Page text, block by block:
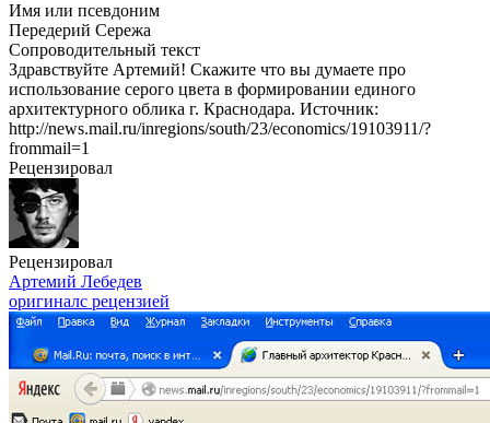
Имя или псевдоним
Передерий Сережа
Сопроводительный текст
Здравствуйте Артемий! Скажите что вы думаете про
использование серого цвета в формировании единого
архитектурного облика г. Краснодара. Источник:
http://news.mail.ru/inregions/south/23/economics/19103911/?
frommail=1
Рецензировал
Рецензировал
Артемий Лебедев
оригиналс рецензией